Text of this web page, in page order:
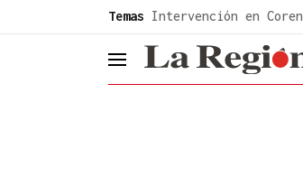
Temas Intervención en Coren
header.menu.open